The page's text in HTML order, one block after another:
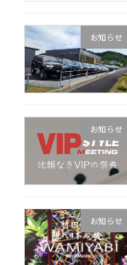
お知らせ
お知らせ
お知らせ